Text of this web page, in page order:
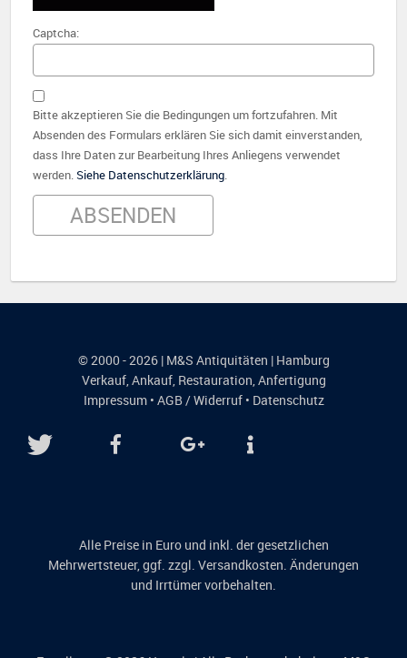
Captcha:
Bitte akzeptieren Sie die Bedingungen um fortzufahren. Mit
Absenden des Formulars erklären Sie sich damit einverstanden,
dass Ihre Daten zur Bearbeitung Ihres Anliegens verwendet
werden.Siehe Datenschutzerklärung.
© 2000 - 2026 | M&S Antiquitäten | Hamburg
Verkauf,Ankauf, Restauration,Anfertigung
Impressum• AGB / Widerruf• Datenschutz
Alle Preise in Euro und inkl. der gesetzlichen
Mehrwertsteuer, ggf. zzgl. Versandkosten. Änderungen
und Irrtümer vorbehalten.